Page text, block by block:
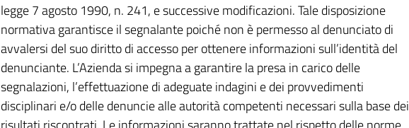
legge 7 agosto 1990, n. 241, e successive modificazioni. Tale disposizione
normativa garantisce il segnalante poiché non è permesso al denunciato di
avvalersi del suo diritto di accesso per ottenere informazioni sull’identità del
denunciante. L’Azienda si impegna a garantire la presa in carico delle
segnalazioni, l’effettuazione di adeguate indagini e dei provvedimenti
disciplinari e/o delle denuncie alle autorità competenti necessari sulla base dei